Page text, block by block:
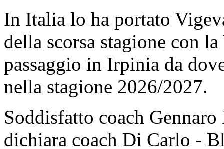
In Italia lo ha portato
della scorsa stagione con
passaggio in Irpinia da
nella stagione 2026/2027.
Soddisfatto coach
dichiara coach Di Carlo -